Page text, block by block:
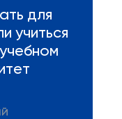
для
учиться